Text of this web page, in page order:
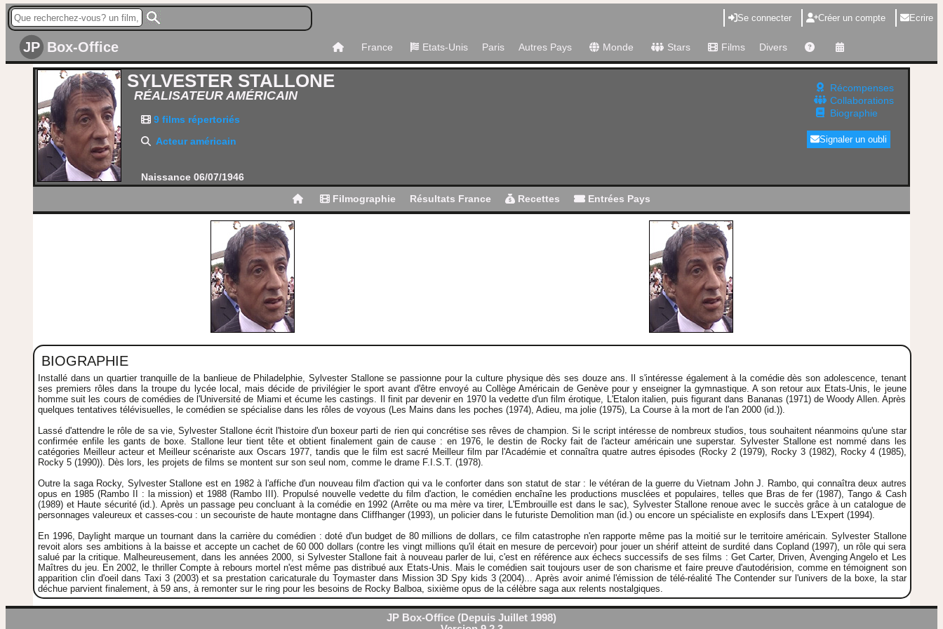
Se connecter Créer un compte Ecrire
JP Box-Office France Etats-Unis Paris Autres Pays Monde Stars Films Divers
SYLVESTER STALLONE
RÉALISATEUR AMÉRICAIN
9 films répertoriés
Acteur américain
Naissance 06/07/1946
Récompenses
Collaborations
Biographie
Signaler un oubli
Filmographie Résultats France Recettes Entrées Pays
BIOGRAPHIE
Installé dans un quartier tranquille de la banlieue de Philadelphie, Sylvester Stallone se passionne pour la culture physique dès ses douze ans. Il s'intéresse également à la comédie dès son adolescence, tenant
ses premiers rôles dans la troupe du lycée local, mais décide de privilégier le sport avant d'être envoyé au Collège Américain de Genève pour y enseigner la gymnastique. A son retour aux Etats-Unis, le jeune
homme suit les cours de comédies de l'Université de Miami et écume les castings. Il finit par devenir en 1970 la vedette d'un film érotique, L'Etalon italien, puis figurant dans Bananas (1971) de Woody Allen. Après
quelques tentatives télévisuelles, le comédien se spécialise dans les rôles de voyous (Les Mains dans les poches (1974), Adieu, ma jolie (1975), La Course à la mort de l'an 2000 (id.)).
Lassé d'attendre le rôle de sa vie, Sylvester Stallone écrit l'histoire d'un boxeur parti de rien qui concrétise ses rêves de champion. Si le script intéresse de nombreux studios, tous souhaitent néanmoins qu'une star
confirmée enfile les gants de boxe. Stallone leur tient tête et obtient finalement gain de cause : en 1976, le destin de Rocky fait de l'acteur américain une superstar. Sylvester Stallone est nommé dans les
catégories Meilleur acteur et Meilleur scénariste aux Oscars 1977, tandis que le film est sacré Meilleur film par l'Académie et connaîtra quatre autres épisodes (Rocky 2 (1979), Rocky 3 (1982), Rocky 4 (1985),
Rocky 5 (1990)). Dès lors, les projets de films se montent sur son seul nom, comme le drame F.I.S.T. (1978).
Outre la saga Rocky, Sylvester Stallone est en 1982 à l'affiche d'un nouveau film d'action qui va le conforter dans son statut de star : le vétéran de la guerre du Vietnam John J. Rambo, qui connaîtra deux autres
opus en 1985 (Rambo II : la mission) et 1988 (Rambo III). Propulsé nouvelle vedette du film d'action, le comédien enchaîne les productions musclées et populaires, telles que Bras de fer (1987), Tango & Cash
(1989) et Haute sécurité (id.). Après un passage peu concluant à la comédie en 1992 (Arrête ou ma mère va tirer, L'Embrouille est dans le sac), Sylvester Stallone renoue avec le succès grâce à un catalogue de
personnages valeureux et casses-cou : un secouriste de haute montagne dans Cliffhanger (1993), un policier dans le futuriste Demolition man (id.) ou encore un spécialiste en explosifs dans L'Expert (1994).
En 1996, Daylight marque un tournant dans la carrière du comédien : doté d'un budget de 80 millions de dollars, ce film catastrophe n'en rapporte même pas la moitié sur le territoire américain. Sylvester Stallone
revoit alors ses ambitions à la baisse et accepte un cachet de 60 000 dollars (contre les vingt millions qu'il était en mesure de percevoir) pour jouer un shérif atteint de surdité dans Copland (1997), un rôle qui sera
salué par la critique. Malheureusement, dans les années 2000, si Sylvester Stallone fait à nouveau parler de lui, c'est en référence aux échecs successifs de ses films : Get Carter, Driven, Avenging Angelo et Les
Maîtres du jeu. En 2002, le thriller Compte à rebours mortel n'est même pas distribué aux Etats-Unis. Mais le comédien sait toujours user de son charisme et faire preuve d'autodérision, comme en témoignent son
apparition clin d'oeil dans Taxi 3 (2003) et sa prestation caricaturale du Toymaster dans Mission 3D Spy kids 3 (2004)... Après avoir animé l'émission de télé-réalité The Contender sur l'univers de la boxe, la star
déchue parvient finalement, à 59 ans, à remonter sur le ring pour les besoins de Rocky Balboa, sixième opus de la célèbre saga aux relents nostalgiques.
JP Box-Office (Depuis Juillet 1998)